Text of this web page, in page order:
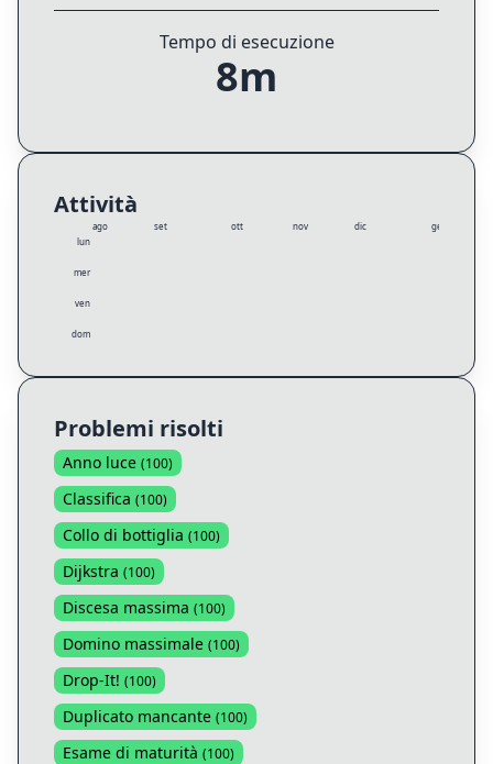
Tempo di esecuzione
8m
Attività
lun
mer
ven
dom
ago set ott nov dic gen
Problemi risolti
Anno luce (100)
Classifica (100)
Collo di bottiglia (100)
Dijkstra (100)
Discesa massima (100)
Domino massimale (100)
Drop-It! (100)
Duplicato mancante (100)
Esame di maturità (100)